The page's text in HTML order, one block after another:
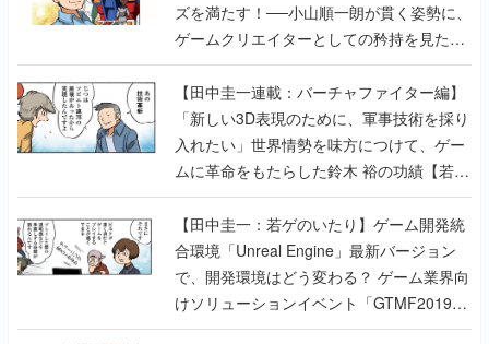
ズを満たす！──小山順一朗が貫く姿勢に、
ゲームクリエイターとしての矜持を見た
【若ゲのいたり最終回】
【田中圭一連載：バーチャファイター編】
「新しい3D表現のために、軍事技術を採り
入れたい」世界情勢を味方につけて、ゲー
ムに革命をもたらした鈴木 裕の功績【若ゲ
のいたり】
【田中圭一：若ゲのいたり】ゲーム開発統
合環境「Unreal Engine」最新バージョン
で、開発環境はどう変わる？ ゲーム業界向
けソリューションイベント「GTMF2019」
に行って、より理解を深めよう【PR】